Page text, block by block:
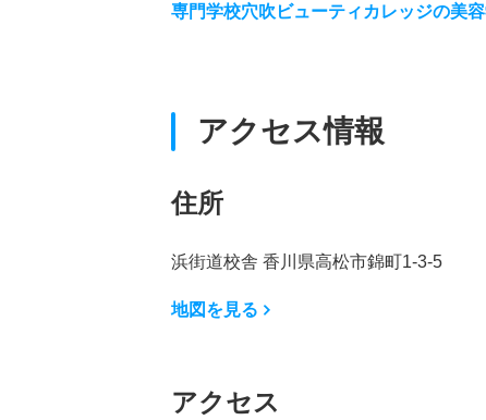
専門学校穴吹ビューティカレッジの美
アクセス情報
住所
浜街道校舎 香川県高松市錦町1-3-5
地図を見る
アクセス